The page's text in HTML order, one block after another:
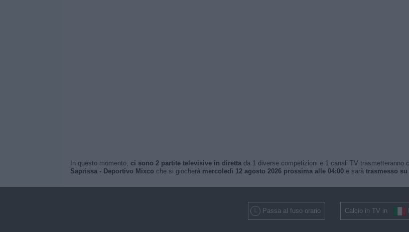
In questo momento, ci sono 2 partite televisive in direttada 1 diverse competizioni e 1 canali TV trasmetteranno
Saprissa - Deportivo Mixco che si giocherà mercoledì 12 agosto 2026 prossima alle 04:00e sarà trasmesso su
Passa al fuso orario Calcio in TV in